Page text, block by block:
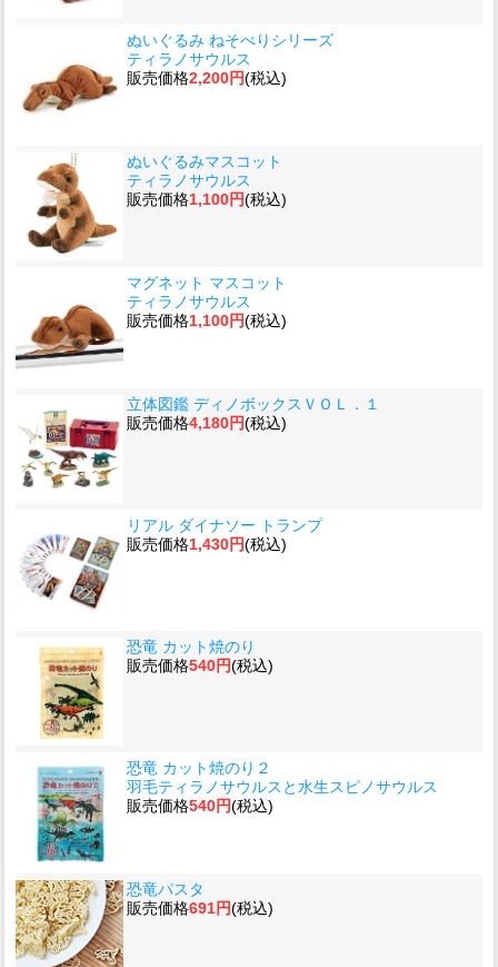
ぬいぐるみ ねそべりシリーズ
ティラノサウルス
販売価格2,200円(税込)
ぬいぐるみマスコット
ティラノサウルス
販売価格1,100円(税込)
マグネット マスコット
ティラノサウルス
販売価格1,100円(税込)
立体図鑑 ディノボックスＶＯＬ．１
販売価格4,180円(税込)
リアル ダイナソー トランプ
販売価格1,430円(税込)
恐竜 カット焼のり
販売価格540円(税込)
恐竜 カット焼のり２
羽毛ティラノサウルスと水生スピノサウルス
販売価格540円(税込)
恐竜パスタ
販売価格691円(税込)